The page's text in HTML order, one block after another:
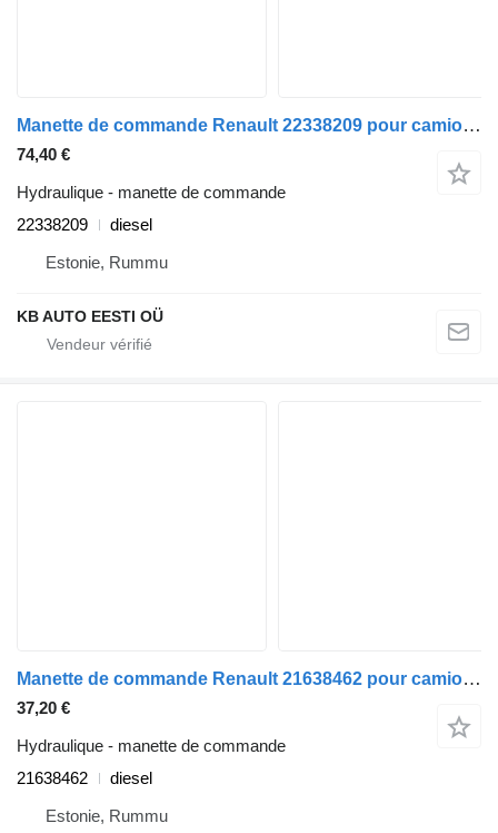
Manette de commande Renault 22338209 pour camion Renault T (2013-)
74,40 €
Hydraulique - manette de commande
22338209
diesel
Estonie, Rummu
KB AUTO EESTI OÜ
Manette de commande Renault 21638462 pour camion Renault T (2013-)
37,20 €
Hydraulique - manette de commande
21638462
diesel
Estonie, Rummu